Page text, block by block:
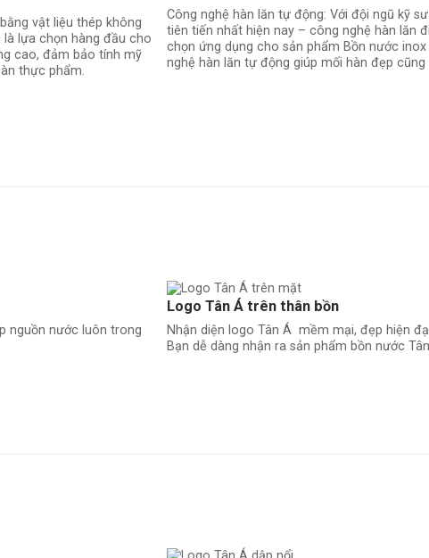
vật liệu thép không
là lựa chọn hàng đầu cho
cao, đảm bảo tính mỹ
thực phẩm.
Công nghệ hàn lăn tự động: Với đội ngũ kỹ
tiên tiến nhất hiện nay – công nghệ hàn lăn
chọn ứng dụng cho sản phẩm Bồn nước
nghệ hàn lăn tự động giúp mối hàn đẹp
nguồn nước luôn trong
Logo Tân Á trên thân bồn
Nhận diện logo Tân Á mềm mại, đẹp hiện
Bạn dễ dàng nhận ra sản phẩm bồn nước